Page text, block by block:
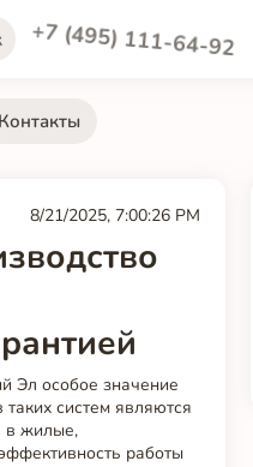
+7 (495) 111-64-92
Контакты
8/21/2025, 7:00:26 PM
Эл особое значение
систем являются
в жилые,
работы